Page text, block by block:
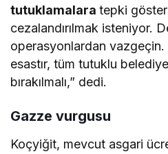
tutuklamalaratepki
cezalandırılmak isteniyor.
operasyonlardan vazgeçin.
esastır, tüm tutuklu
bırakılmalı,” dedi.
Gazze vurgusu
Koçyiğit, mevcut asgari